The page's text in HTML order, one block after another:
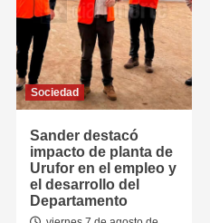
Sociedad
Sander destacó
impacto de planta de
Urufor en el empleo y
el desarrollo del
Departamento